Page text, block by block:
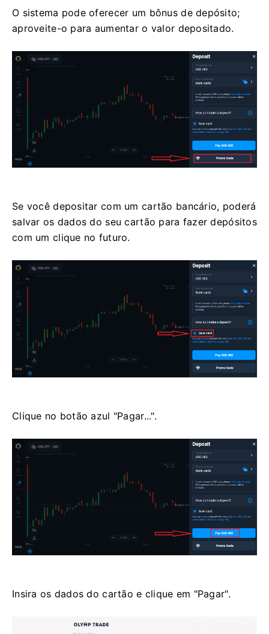
O sistema pode oferecer um bônus de depósito;
aproveite-o para aumentar o valor depositado.
Se você depositar com um cartão bancário, poderá
salvar os dados do seu cartão para fazer depósitos
com um clique no futuro.
Clique no botão azul "Pagar...".
Insira os dados do cartão e clique em "Pagar".